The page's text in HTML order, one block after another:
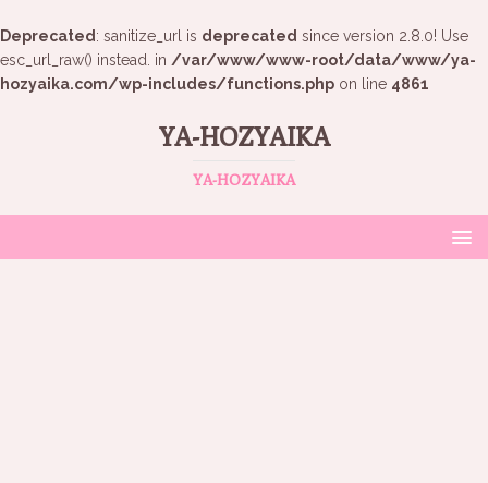
Deprecated : sanitize_url is deprecated since version 2.8.0! Use
esc_url_raw() instead. in /var/www/www-root/data/www/ya-
hozyaika.com/wp-includes/functions.php on line 4861
YA-HOZYAIKA
YA-HOZYAIKA